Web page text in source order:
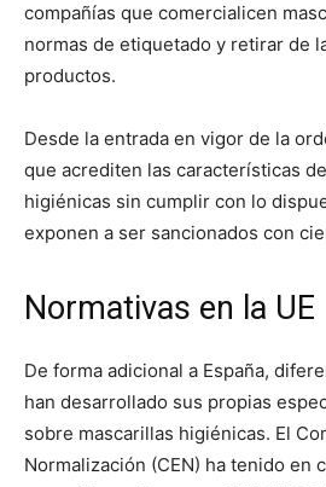
compañías que comercialicen
normas de etiquetado y retirar de
productos.
Desde la entrada en vigor de la
que acrediten las características
higiénicas sin cumplir con lo
exponen a ser sancionados con
Normativas en la UE
De forma adicional a España,
han desarrollado sus propias
sobre mascarillas higiénicas. El
Normalización (CEN) ha tenido en